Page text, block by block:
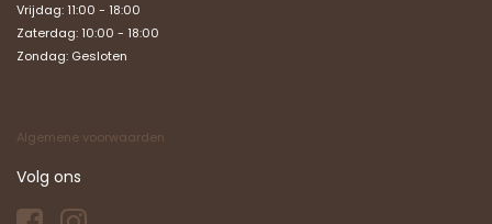
Vrijdag: 11:00 - 18:00
Zaterdag: 10:00 - 18:00
Zondag: Gesloten
Algemene voorwaarden
Volg ons